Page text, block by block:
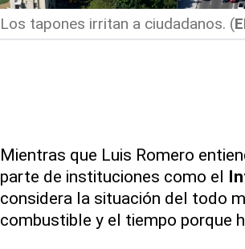
Los tapones irritan a ciudadanos. (
Mientras que Luis Romero
parte de instituciones como el
considera la situación del todo
combustible y el tiempo porque